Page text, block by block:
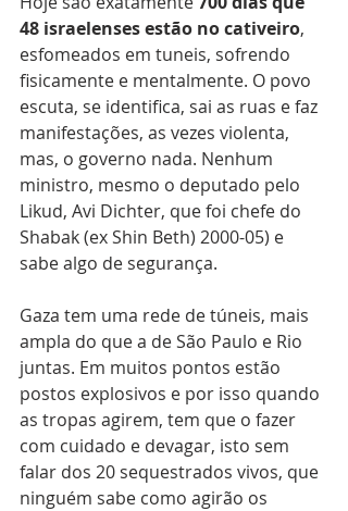
48 israelenses estão no cativeiro,
esfomeados em tuneis, sofrendo
fisicamente e mentalmente. O povo
escuta, se identifica, sai as ruas e faz
manifestações, as vezes violenta,
mas, o governo nada. Nenhum
ministro, mesmo o deputado pelo
Likud, Avi Dichter, que foi chefe do
Shabak (ex Shin Beth) 2000-05) e
sabe algo de segurança.
Gaza tem uma rede de túneis, mais
ampla do que a de São Paulo e Rio
juntas. Em muitos pontos estão
postos explosivos e por isso quando
as tropas agirem, tem que o fazer
com cuidado e devagar, isto sem
falar dos 20 sequestrados vivos, que
ninguém sabe como agirão os